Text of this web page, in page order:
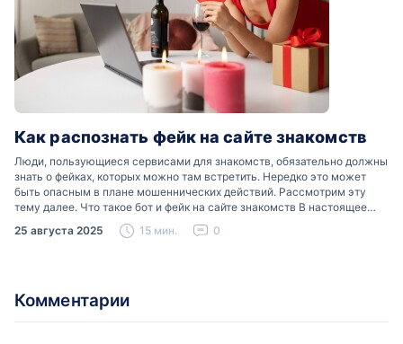
Как распознать фейк на сайте знакомств
Люди, пользующиеся сервисами для знакомств, обязательно должны
знать о фейках, которых можно там встретить. Нередко это может
быть опасным в плане мошеннических действий. Рассмотрим эту
тему далее. Что такое бот и фейк на сайте знакомств В настоящее
время можно встретить свою…
25 августа 2025 15 мин. 0
Комментарии